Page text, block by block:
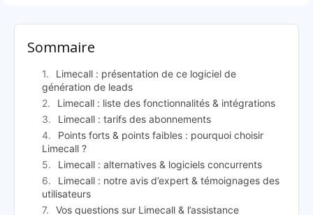
Sommaire
Limecall : présentation de ce logiciel de
génération de leads
Limecall : liste des fonctionnalités & intégrations
Limecall : tarifs des abonnements
Points forts & points faibles : pourquoi choisir
Limecall ?
Limecall : alternatives & logiciels concurrents
Limecall : notre avis d’expert & témoignages des
utilisateurs
Vos questions sur Limecall & l’assistance